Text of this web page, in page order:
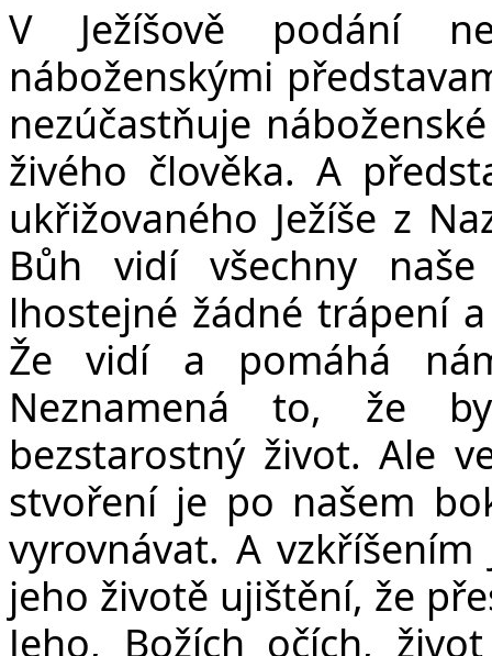
V Ježíšově podání
náboženskými
nezúčastňuje
živého člověka. A
ukřižovaného Ježíše z
Bůh vidí všechny
lhostejné žádné trápení
Že vidí a pomáhá
Neznamená to, že
bezstarostný život. Ale
stvoření je po našem
vyrovnávat. A
jeho životě ujištění, že
Jeho, Božích očích,